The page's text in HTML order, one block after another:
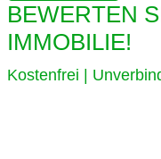
BEWERTEN
IMMOBILIE!
Kostenfrei |